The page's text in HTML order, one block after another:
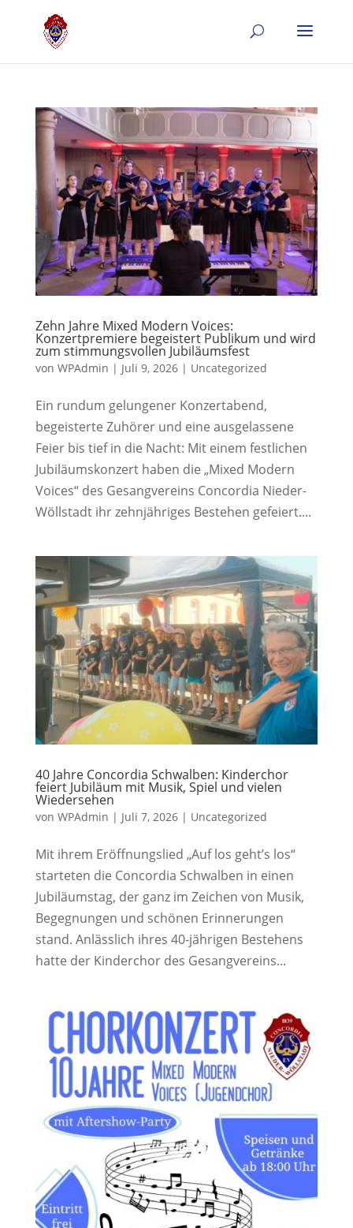
Zehn Jahre Mixed Modern Voices:
Konzertpremiere begeistert Publikum und wird
zum stimmungsvollen Jubiläumsfest
von WPAdmin | Juli 9, 2026| Uncategorized
Ein rundum gelungener Konzertabend,
begeisterte Zuhörer und eine ausgelassene
Feier bis tief in die Nacht: Mit einem festlichen
Jubiläumskonzert haben die „Mixed Modern
Voices“ des Gesangvereins Concordia Nieder-
Wöllstadt ihr zehnjähriges Bestehen gefeiert....
40 Jahre Concordia Schwalben: Kinderchor
feiert Jubiläum mit Musik, Spiel und vielen
Wiedersehen
von WPAdmin | Juli 7, 2026| Uncategorized
Mit ihrem Eröffnungslied „Auf los geht’s los“
starteten die Concordia Schwalben in einen
Jubiläumstag, der ganz im Zeichen von Musik,
Begegnungen und schönen Erinnerungen
stand. Anlässlich ihres 40-jährigen Bestehens
hatte der Kinderchor des Gesangvereins...